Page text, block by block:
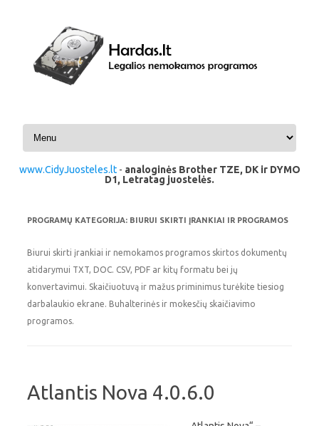
Pereiti prie turinio
www.CidyJuosteles.lt- analoginės Brother TZE, DK ir DYMO
D1, Letratag juostelės.
PROGRAMŲ KATEGORIJA: BIURUI SKIRTI ĮRANKIAI IR PROGRAMOS
Biurui skirti įrankiai ir nemokamos programos skirtos dokumentų
atidarymui TXT, DOC. CSV, PDF ar kitų formatu bei jų
konvertavimui. Skaičiuotuvą ir mažus priminimus turėkite tiesiog
darbalaukio ekrane. Buhalterinės ir mokesčių skaičiavimo
programos.
Atlantis Nova 4.0.6.0